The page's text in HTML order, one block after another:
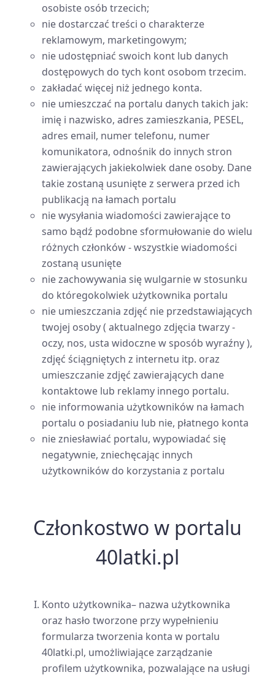
osobiste osób trzecich;
nie dostarczać treści o charakterze
reklamowym, marketingowym;
nie udostępniać swoich kont lub danych
dostępowych do tych kont osobom trzecim.
zakładać więcej niż jednego konta.
nie umieszczać na portalu danych takich jak:
imię i nazwisko, adres zamieszkania, PESEL,
adres email, numer telefonu, numer
komunikatora, odnośnik do innych stron
zawierających jakiekolwiek dane osoby. Dane
takie zostaną usunięte z serwera przed ich
publikacją na łamach portalu
nie wysyłania wiadomości zawierające to
samo bądź podobne sformułowanie do wielu
różnych członków - wszystkie wiadomości
zostaną usunięte
nie zachowywania się wulgarnie w stosunku
do któregokolwiek użytkownika portalu
nie umieszczania zdjęć nie przedstawiających
twojej osoby ( aktualnego zdjęcia twarzy -
oczy, nos, usta widoczne w sposób wyraźny ),
zdjęć ściągniętych z internetu itp. oraz
umieszczanie zdjęć zawierających dane
kontaktowe lub reklamy innego portalu.
nie informowania użytkowników na łamach
portalu o posiadaniu lub nie, płatnego konta
nie zniesławiać portalu, wypowiadać się
negatywnie, zniechęcając innych
użytkowników do korzystania z portalu
Członkostwo w portalu
40latki.pl
Konto użytkownika– nazwa użytkownika
oraz hasło tworzone przy wypełnieniu
formularza tworzenia konta w portalu
40latki.pl, umożliwiające zarządzanie
profilem użytkownika, pozwalające na usługi